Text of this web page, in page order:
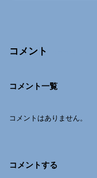
コメント
コメント一覧
コメントはありません。
コメントする